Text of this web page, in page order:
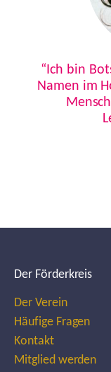
“Ich bin
Namen im
Der Förderkreis
Der Verein
Häufige Fragen
Kontakt
Mitglied werden